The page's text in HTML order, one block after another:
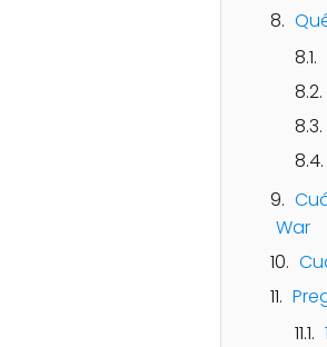
War